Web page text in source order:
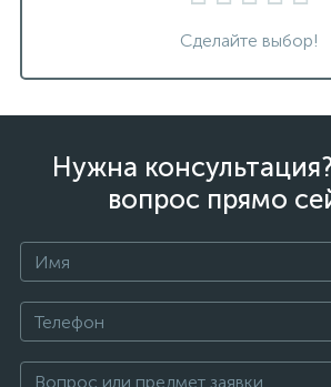
Сделайте выбор!
Нужна
вопрос прямо